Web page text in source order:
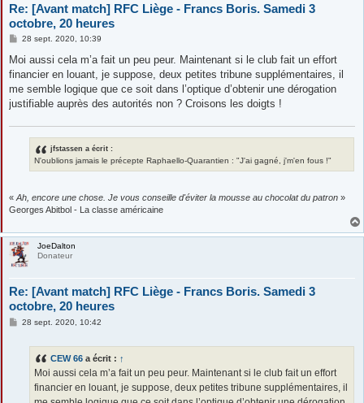
Re: [Avant match] RFC Liège - Francs Boris. Samedi 3
octobre, 20 heures
M
s
a
g
28 sept. 2020, 10:39
Moi aussi cela m’a fait un peu peur. Maintenant si le club fait un effort
financier en louant, je suppose, deux petites tribune supplémentaires, il
me semble logique que ce soit dans l’optique d’obtenir une dérogation
justifiable auprès des autorités non ? Croisons les doigts !
jfstassen a écrit :
N'oublions jamais le précepte Raphaello-Quarantien : "J'ai gagné, j'm'en fous !"
« Ah, encore une chose. Je vous conseille d'éviter la mousse au chocolat du patron »
Georges Abitbol - La classe américaine
JoeDalton
Donateur
Re: [Avant match] RFC Liège - Francs Boris. Samedi 3
octobre, 20 heures
M28 sept. 2020, 10:42
CEW 66 a écrit : ↑
Moi aussi cela m’a fait un peu peur. Maintenant si le club fait un effort
financier en louant, je suppose, deux petites tribune supplémentaires, il